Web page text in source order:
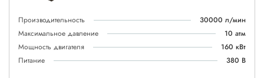
Производительность
30000 л/мин
Максимальное давление
10 атм
Мощность двигателя
160 кВт
Питание
380 В